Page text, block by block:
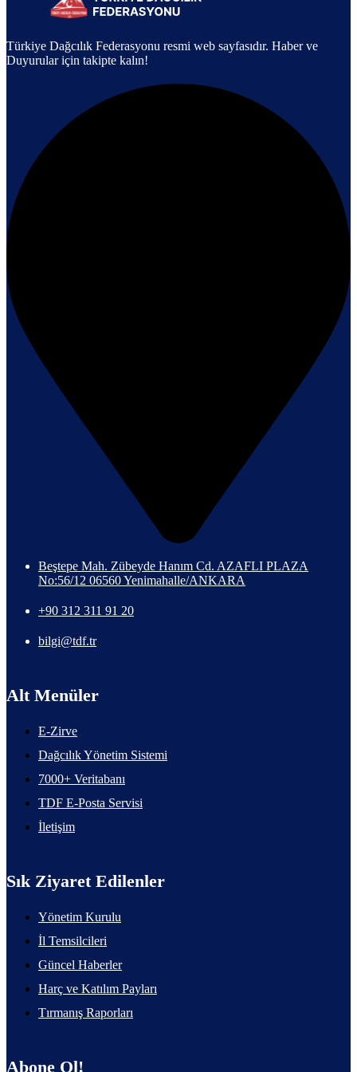
Türkiye Dağcılık Federasyonu resmi web sayfasıdır. Haber ve
Duyurular için takipte kalın!
Beştepe Mah. Zübeyde Hanım Cd. AZAFLI PLAZA
No:56/12 06560 Yenimahalle/ANKARA
+90 312 311 91 20
bilgi@tdf.tr
Alt Menüler
E-Zirve
Dağcılık Yönetim Sistemi
7000+ Veritabanı
TDF E-Posta Servisi
İletişim
Sık Ziyaret Edilenler
Yönetim Kurulu
İl Temsilcileri
Güncel Haberler
Harç ve Katılım Payları
Tırmanış Raporları
Abone Ol!